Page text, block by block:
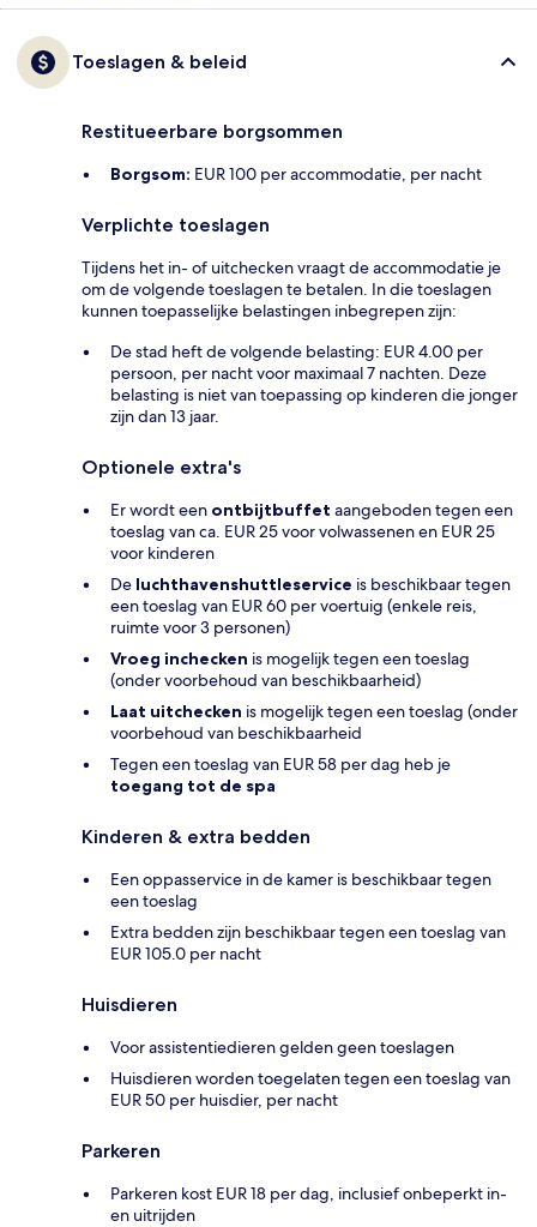
Toeslagen & beleid
Restitueerbare borgsommen
Borgsom: EUR 100 per accommodatie, per nacht
Verplichte toeslagen
Tijdens het in- of uitchecken vraagt de accommodatie je
om de volgende toeslagen te betalen. In die toeslagen
kunnen toepasselijke belastingen inbegrepen zijn:
De stad heft de volgende belasting: EUR 4.00 per
persoon, per nacht voor maximaal 7 nachten. Deze
belasting is niet van toepassing op kinderen die jonger
zijn dan 13 jaar.
Optionele extra's
Er wordt een ontbijtbuffet aangeboden tegen een
toeslag van ca. EUR 25 voor volwassenen en EUR 25
voor kinderen
De luchthavenshuttleservice is beschikbaar tegen
een toeslag van EUR 60 per voertuig (enkele reis,
ruimte voor 3 personen)
Vroeg inchecken is mogelijk tegen een toeslag
(onder voorbehoud van beschikbaarheid)
Laat uitchecken is mogelijk tegen een toeslag (onder
voorbehoud van beschikbaarheid
Tegen een toeslag van EUR 58 per dag heb je
toegang tot de spa
Kinderen & extra bedden
Een oppasservice in de kamer is beschikbaar tegen
een toeslag
Extra bedden zijn beschikbaar tegen een toeslag van
EUR 105.0 per nacht
Huisdieren
Voor assistentiedieren gelden geen toeslagen
Huisdieren worden toegelaten tegen een toeslag van
EUR 50 per huisdier, per nacht
Parkeren
Parkeren kost EUR 18 per dag, inclusief onbeperkt in-
en uitrijden